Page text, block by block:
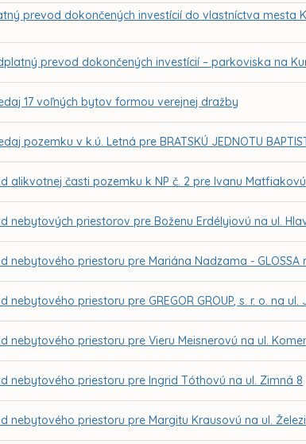
prevod dokončených investícií do vlastníctva mesta
prevod dokončených investícií – parkoviska na
17 voľných bytov formou verejnej dražby
pozemku v k.ú. Letná pre BRATSKÚ JEDNOTU
alikvotnej časti pozemku k NP č. 2 pre Ivanu
nebytových priestorov pre Boženu Erdélyiovú na ul.
nebytového priestoru pre Mariána Nadzama - GLOSSA
nebytového priestoru pre GREGOR GROUP, s. r. o. na ul.
nebytového priestoru pre Vieru Meisnerovú na ul.
nebytového priestoru pre Ingrid Tóthovú na ul. Zimná 8
nebytového priestoru pre Margitu Krausovú na ul.